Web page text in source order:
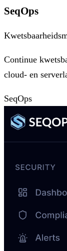
SeqOps
Continue
cloud- en
SeqOps